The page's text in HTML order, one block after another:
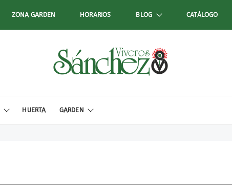
ZONA GARDEN HORARIOS BLOG CATÁLOGO
HUERTA GARDEN